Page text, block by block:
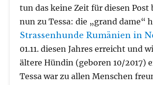
tun das keine Zeit für diesen Post
nun zu Tessa: die „grand dame“
Strassenhunde Rumänien in
01.11. diesen Jahres erreicht und
ältere Hündin (geboren 10/2017)
Tessa war zu allen Menschen